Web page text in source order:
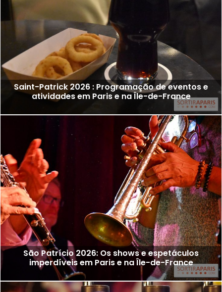
Saint-Patrick 2026 : Programação de eventos e
atividades em Paris e na Île-de-France
São Patrício 2026: Os shows e espetáculos
imperdíveis em Paris e na Île-de-France